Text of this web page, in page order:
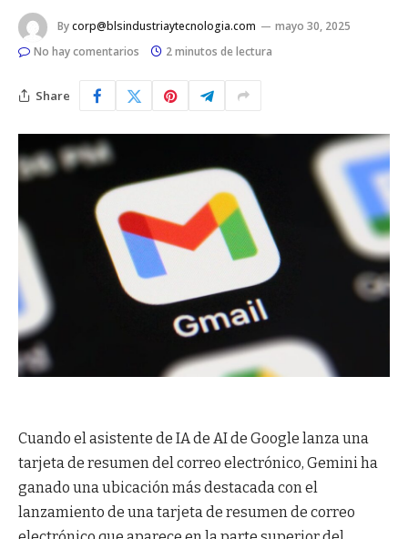
Bycorp@blsindustriaytecnologia.com
mayo 30, 2025
No hay comentarios
2 minutos de lectura
Share
Cuando el asistente de IA de AI de Google lanza una
tarjeta de resumen del correo electrónico, Gemini ha
ganado una ubicación más destacada con el
lanzamiento de una tarjeta de resumen de correo